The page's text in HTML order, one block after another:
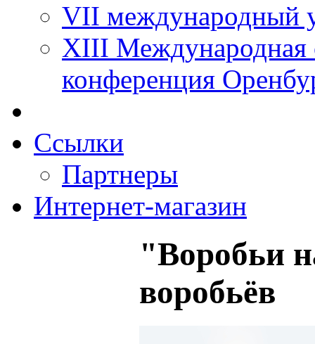
VII международный
XIII Международная
конференция
Ссылки
Партнеры
Интернет-магазин
"Воробьи
воробьёв